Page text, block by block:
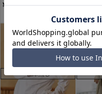
¥4,675 ¥4,400